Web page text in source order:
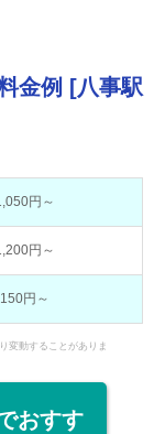
金例 [八事駅
円～
円～
150円～
変動することがありま
おすす